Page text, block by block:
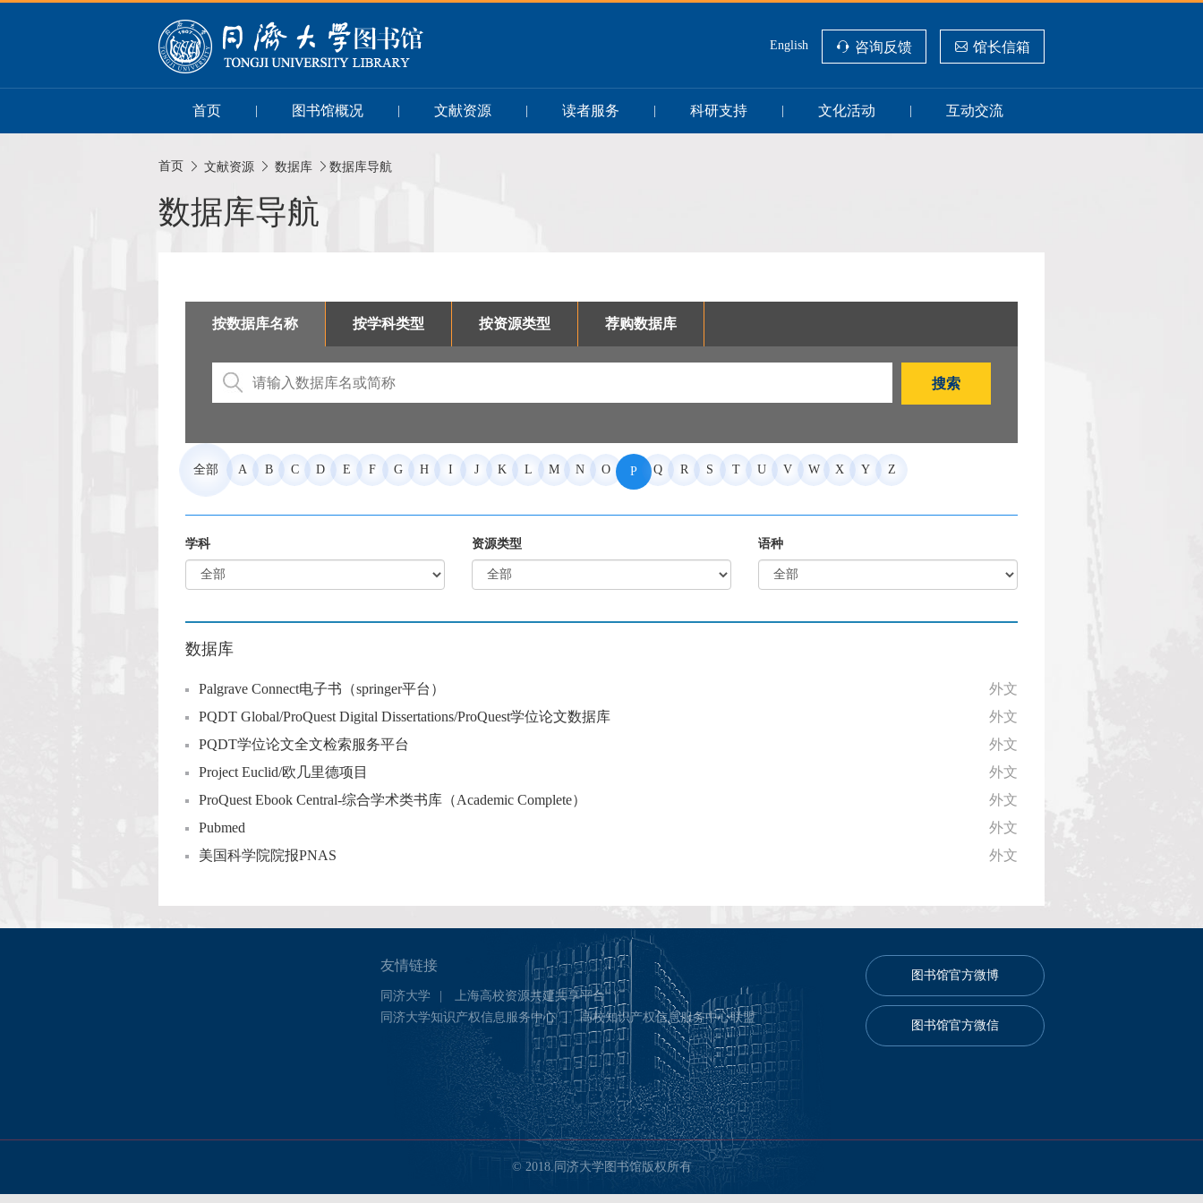
馆长信箱
咨询反馈
English
首页 图书馆概况 文献资源 读者服务 科研支持 文化活动 互动交流
首页 文献资源 数据库 数据库导航
数据库导航
按数据库名称 按学科类型 按资源类型 荐购数据库
搜索
全部 A B C D E F G H I J K L M N O P Q R S T U V W X Y Z
学科 资源类型 语种
数据库
Palgrave Connect电子书（springer平台）
外文
PQDT Global/ProQuest Digital Dissertations/ProQuest学位论文数据库
外文
PQDT学位论文全文检索服务平台
外文
Project Euclid/欧几里德项目
外文
ProQuest Ebook Central-综合学术类书库（Academic Complete）
外文
Pubmed
外文
美国科学院院报PNAS
外文
友情链接
同济大学 上海高校资源共建共享平台
|
同济大学知识产权信息服务中心
| 高校知识产权信息服务中心联盟
图书馆官方微博
图书馆官方微信
© 2018.同济大学图书馆版权所有